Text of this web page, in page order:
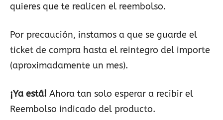
quieres que te realicen el reembolso.
Por precaución, instamos a que se guarde el
ticket de compra hasta el reintegro del importe
(aproximadamente un mes).
¡Ya está! Ahora tan solo esperar a recibir el
Reembolso indicado del producto.